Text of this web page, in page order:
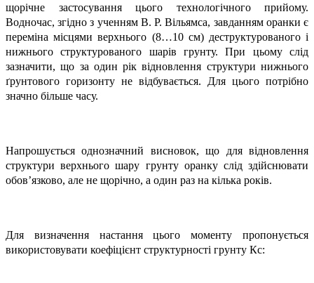
щорічне застосування цього технологічного прийому.
Водночас, згідно з ученням В. Р. Вільямса, завданням оранки є
переміна місцями верхнього (8…10 см) деструктурованого і
нижнього структурованого шарів грунту. При цьому слід
зазначити, що за один рік відновлення структури нижнього
ґрунтового горизонту не відбувається. Для цього потрібно
значно більше часу.
Напрошується однозначний висновок, що для відновлення
структури верхнього шару грунту оранку слід здійснювати
обов’язково, але не щорічно, а один раз на кілька років.
Для визначення настання цього моменту пропонується
використовувати коефіцієнт структурності грунту Кс: